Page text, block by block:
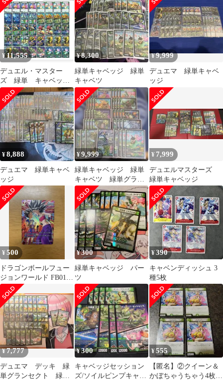
¥11,555
デュエル・マスター
ズ 緑単 キャベッジ
グランセクト デッキ
CS優勝構築
¥8,300
緑単キャベッジ 緑単
キャベツ
¥9,999
デュエマ 緑単キャベ
ッジ
¥8,888
デュエマ 緑単キャベ
ッジ
¥9,999
緑単キャベッジ 緑単
キャベツ 緑単グラン
セクト
¥ 7,999
デュエルマスターズ
緑単キャベッジ
¥500
ドラゴンボールフュー
ジョンワールド FB01-
007 キャベ UC パラレ
ル
¥300
緑単キャベッジ パー
ツ
¥390
キャベンディッシュ 3
種5枚
¥7,777
デュエマ デッキ 緑
単グランセクト 緑単
¥300
キャベッジセッション
ズ/ソイルピンプキャベ
¥555
【匿名】②クイーン＆
かぼちゃうちゃう4枚